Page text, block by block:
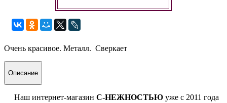
Очень красивое. Металл. Сверкает
Описание
Наш интернет-магазин С-НЕЖНОСТЬЮ уже с 2011 года